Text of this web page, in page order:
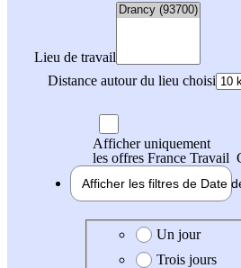
Lieu de travail
Distance autour du lieu choisi
Afficher uniquement
les offres France Travail
Afficher les filtres de Date
Date de création de l'offre
Un jour
Trois jours